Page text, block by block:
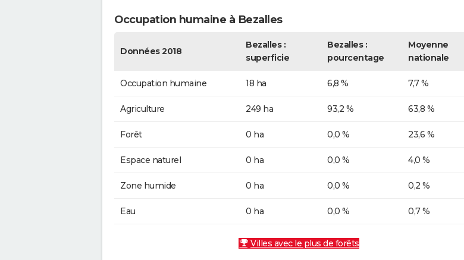
Occupation humaine à Bezalles
Données 2018
Bezalles :
superficie
Bezalles :
pourcentage
Moyenne
nationale
Occupation humaine 18 ha 6,8 % 7,7 %
Agriculture 249 ha 93,2 % 63,8 %
Forêt 0 ha 0,0 % 23,6 %
Espace naturel 0 ha 0,0 % 4,0 %
Zone humide 0 ha 0,0 % 0,2 %
Eau 0 ha 0,0 % 0,7 %
Villes avec le plus de forêts